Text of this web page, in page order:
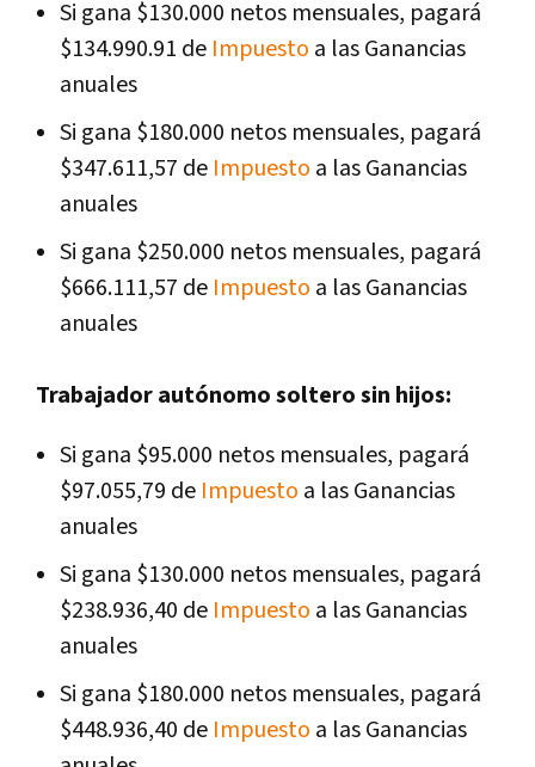
Si gana $130.000 netos mensuales, pagará
$134.990.91 de Impuesto a las Ganancias
anuales
Si gana $180.000 netos mensuales, pagará
$347.611,57 de Impuesto a las Ganancias
anuales
Si gana $250.000 netos mensuales, pagará
$666.111,57 de Impuesto a las Ganancias
anuales
Trabajador autónomo soltero sin hijos:
Si gana $95.000 netos mensuales, pagará
$97.055,79 de Impuesto a las Ganancias
anuales
Si gana $130.000 netos mensuales, pagará
$238.936,40 de Impuesto a las Ganancias
anuales
Si gana $180.000 netos mensuales, pagará
$448.936,40 de Impuesto a las Ganancias